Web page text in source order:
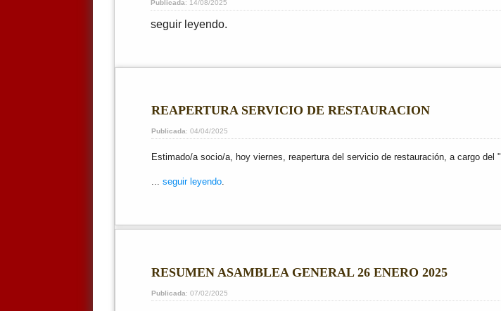
Publicada: 14/08/2025
seguir leyendo.
REAPERTURA SERVICIO DE RESTAURACION
Publicada: 04/04/2025
Estimado/a socio/a, hoy viernes, reapertura del servicio de restauración, a cargo
... seguir leyendo.
RESUMEN ASAMBLEA GENERAL 26 ENERO 2025
Publicada: 07/02/2025